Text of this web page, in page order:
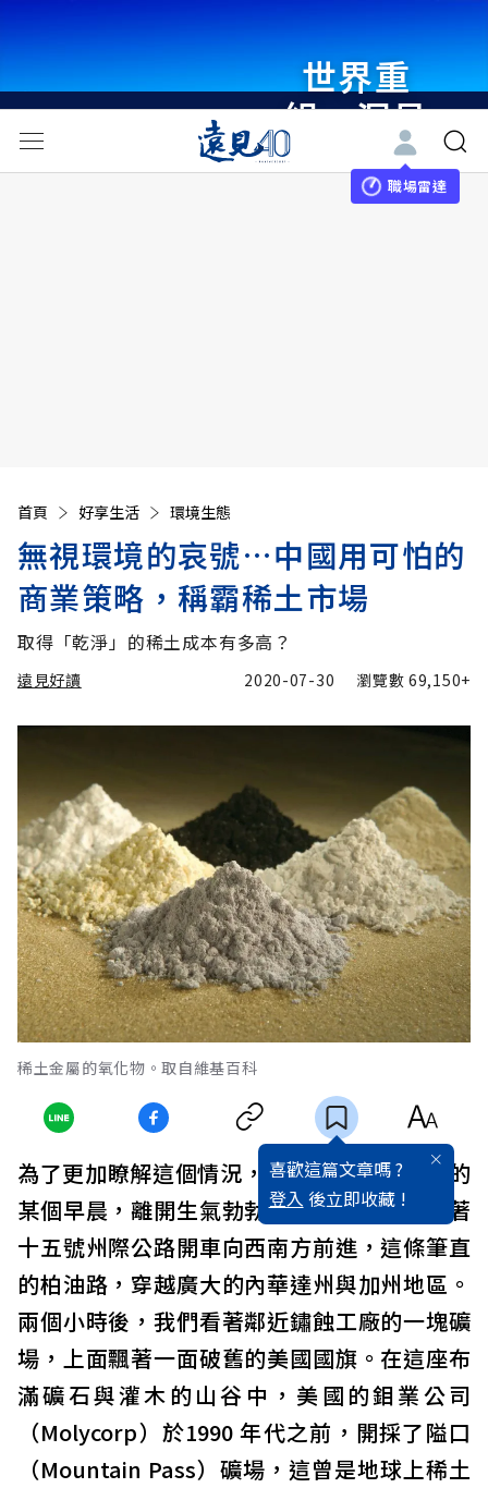
世界重
組・洞見
未來 與
世界領袖
職場雷達
首頁 好享生活 環境生態
無視環境的哀號…中國用可怕的
商業策略，稱霸稀土市場
取得「乾淨」的稀土成本有多高？
遠見好讀 2020-07-30 瀏覽數69,150+
稀土金屬的氧化物。取自維基百科
喜歡這篇文章嗎 ?
登入 後立即收藏 !
為了更加瞭解這個情況，我們於2011年夏季的
某個早晨，離開生氣勃勃的拉斯維加斯，沿著
十五號州際公路開車向西南方前進，這條筆直
的柏油路，穿越廣大的內華達州與加州地區。
兩個小時後，我們看著鄰近鏽蝕工廠的一塊礦
場，上面飄著一面破舊的美國國旗。在這座布
滿礦石與灌木的山谷中，美國的鉬業公司
（Molycorp）於1990 年代之前，開採了隘口
（Mountain Pass）礦場，這曾是地球上稀土